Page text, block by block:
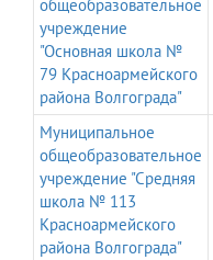
общеобразовательное
учреждение
"Основная школа №
79 Красноармейского
района Волгограда"
Муниципальное
общеобразовательное
учреждение "Средняя
школа № 113
Красноармейского
района Волгограда"